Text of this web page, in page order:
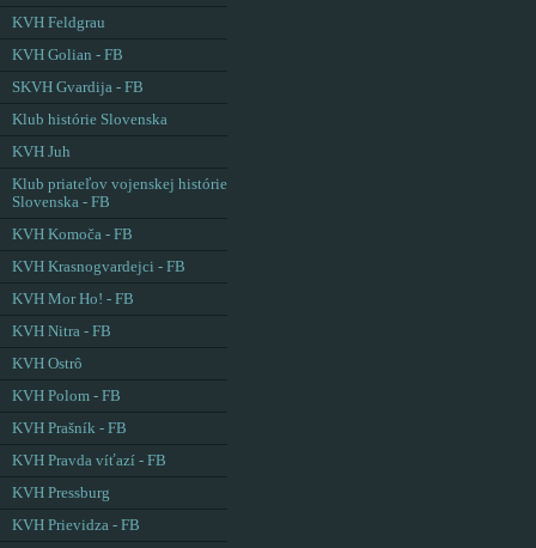
KVH Feldgrau
KVH Golian - FB
SKVH Gvardija - FB
Klub histórie Slovenska
KVH Juh
Klub priateľov vojenskej histórie
Slovenska - FB
KVH Komoča - FB
KVH Krasnogvardejci - FB
KVH Mor Ho! - FB
KVH Nitra - FB
KVH Ostrô
KVH Polom - FB
KVH Prašník - FB
KVH Pravda víťazí - FB
KVH Pressburg
KVH Prievidza - FB